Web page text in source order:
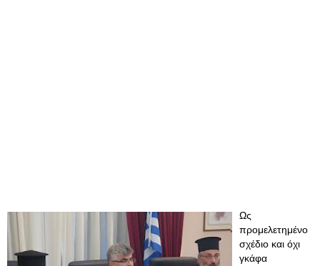
Ως
προμελετημένο
σχέδιο και όχι
γκάφα